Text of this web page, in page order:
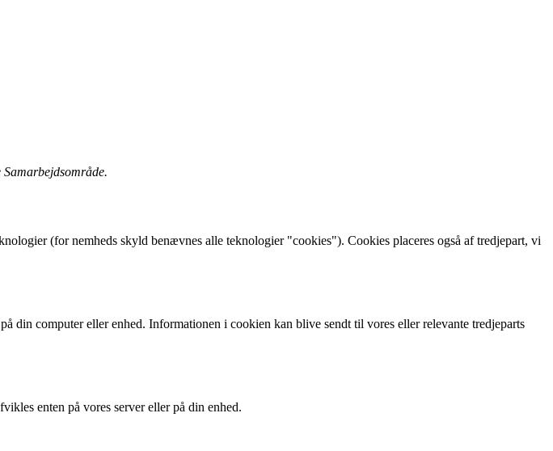
(for nemheds skyld benævnes alle teknologier "cookies"). Cookies placeres også af tredjepart, vi
din computer eller enhed. Informationen i cookien kan blive sendt til vores eller relevante tredjeparts
enten på vores server eller på din enhed.